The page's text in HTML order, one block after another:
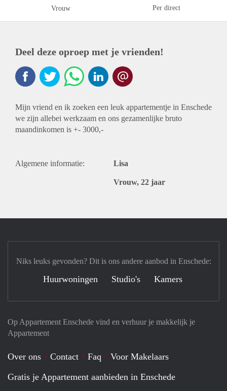
Vrouw Per direct
Deel deze oproep met je vrienden!
Mijn vriend en ik zoeken een leuk appartementje in Enschede
we zijn allebei werkzaam en ons gezamenlijke bruto
maandinkomen is +- 3000,-
Algemene informatie: Lisa
Vrouw, 22 jaar
Op Appartement Enschede vind en verhuur je makkelijk je
Appartement
Over ons Contact Faq
Voor Makelaars
Gratis je Appartement aanbieden in Enschede
Niks leuks gevonden? Dit is ons andere aanbod in Enschede:
Huurwoningen Studio's Kamers